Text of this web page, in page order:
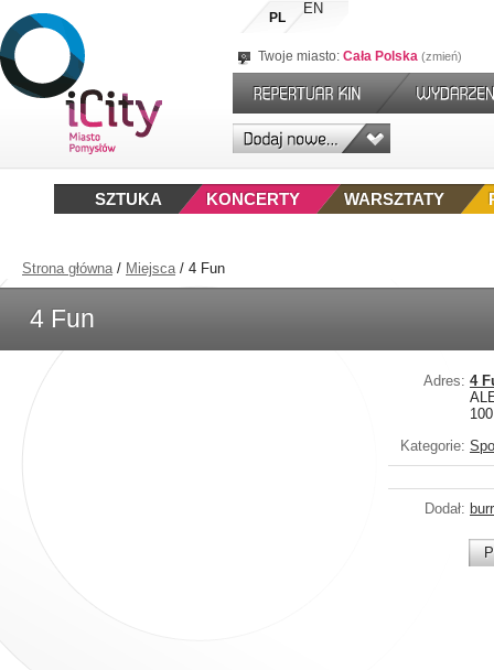
PL
EN
Twoje miasto: Cała Polska zmień
WARSZTATY
KONCERTY
SZTUKA
Strona główna/ Miejsca/ 4 Fun
4 Fun
Adres: 4
Kategorie:
Dodał: